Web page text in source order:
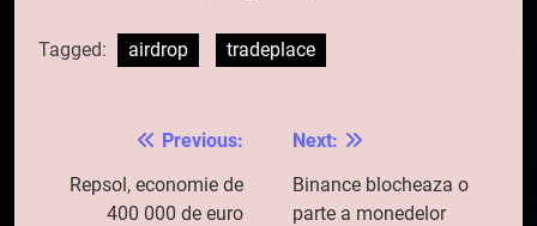
Tagged: airdrop tradeplace
Navigare
în
Previous:
Repsol, economie de
400 000 de euro
Next:
Binance blocheaza o
parte a monedelor